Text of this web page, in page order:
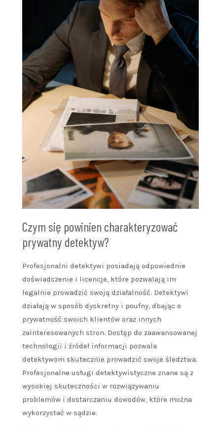
Czym się powinien charakteryzować
prywatny detektyw?
Profesjonalni detektywi posiadają odpowiednie
doświadczenie i licencje, które pozwalają im
legalnie prowadzić swoją działalność. Detektywi
działają w sposób dyskretny i poufny, dbając o
prywatność swoich klientów oraz innych
zainteresowanych stron. Dostęp do zaawansowanej
technologii i źródeł informacji pozwala
detektywom skutecznie prowadzić swoje śledztwa.
Profesjonalne usługi detektywistyczne znane są z
wysokiej skuteczności w rozwiązywaniu
problemów i dostarczaniu dowodów, które można
wykorzystać w sądzie.